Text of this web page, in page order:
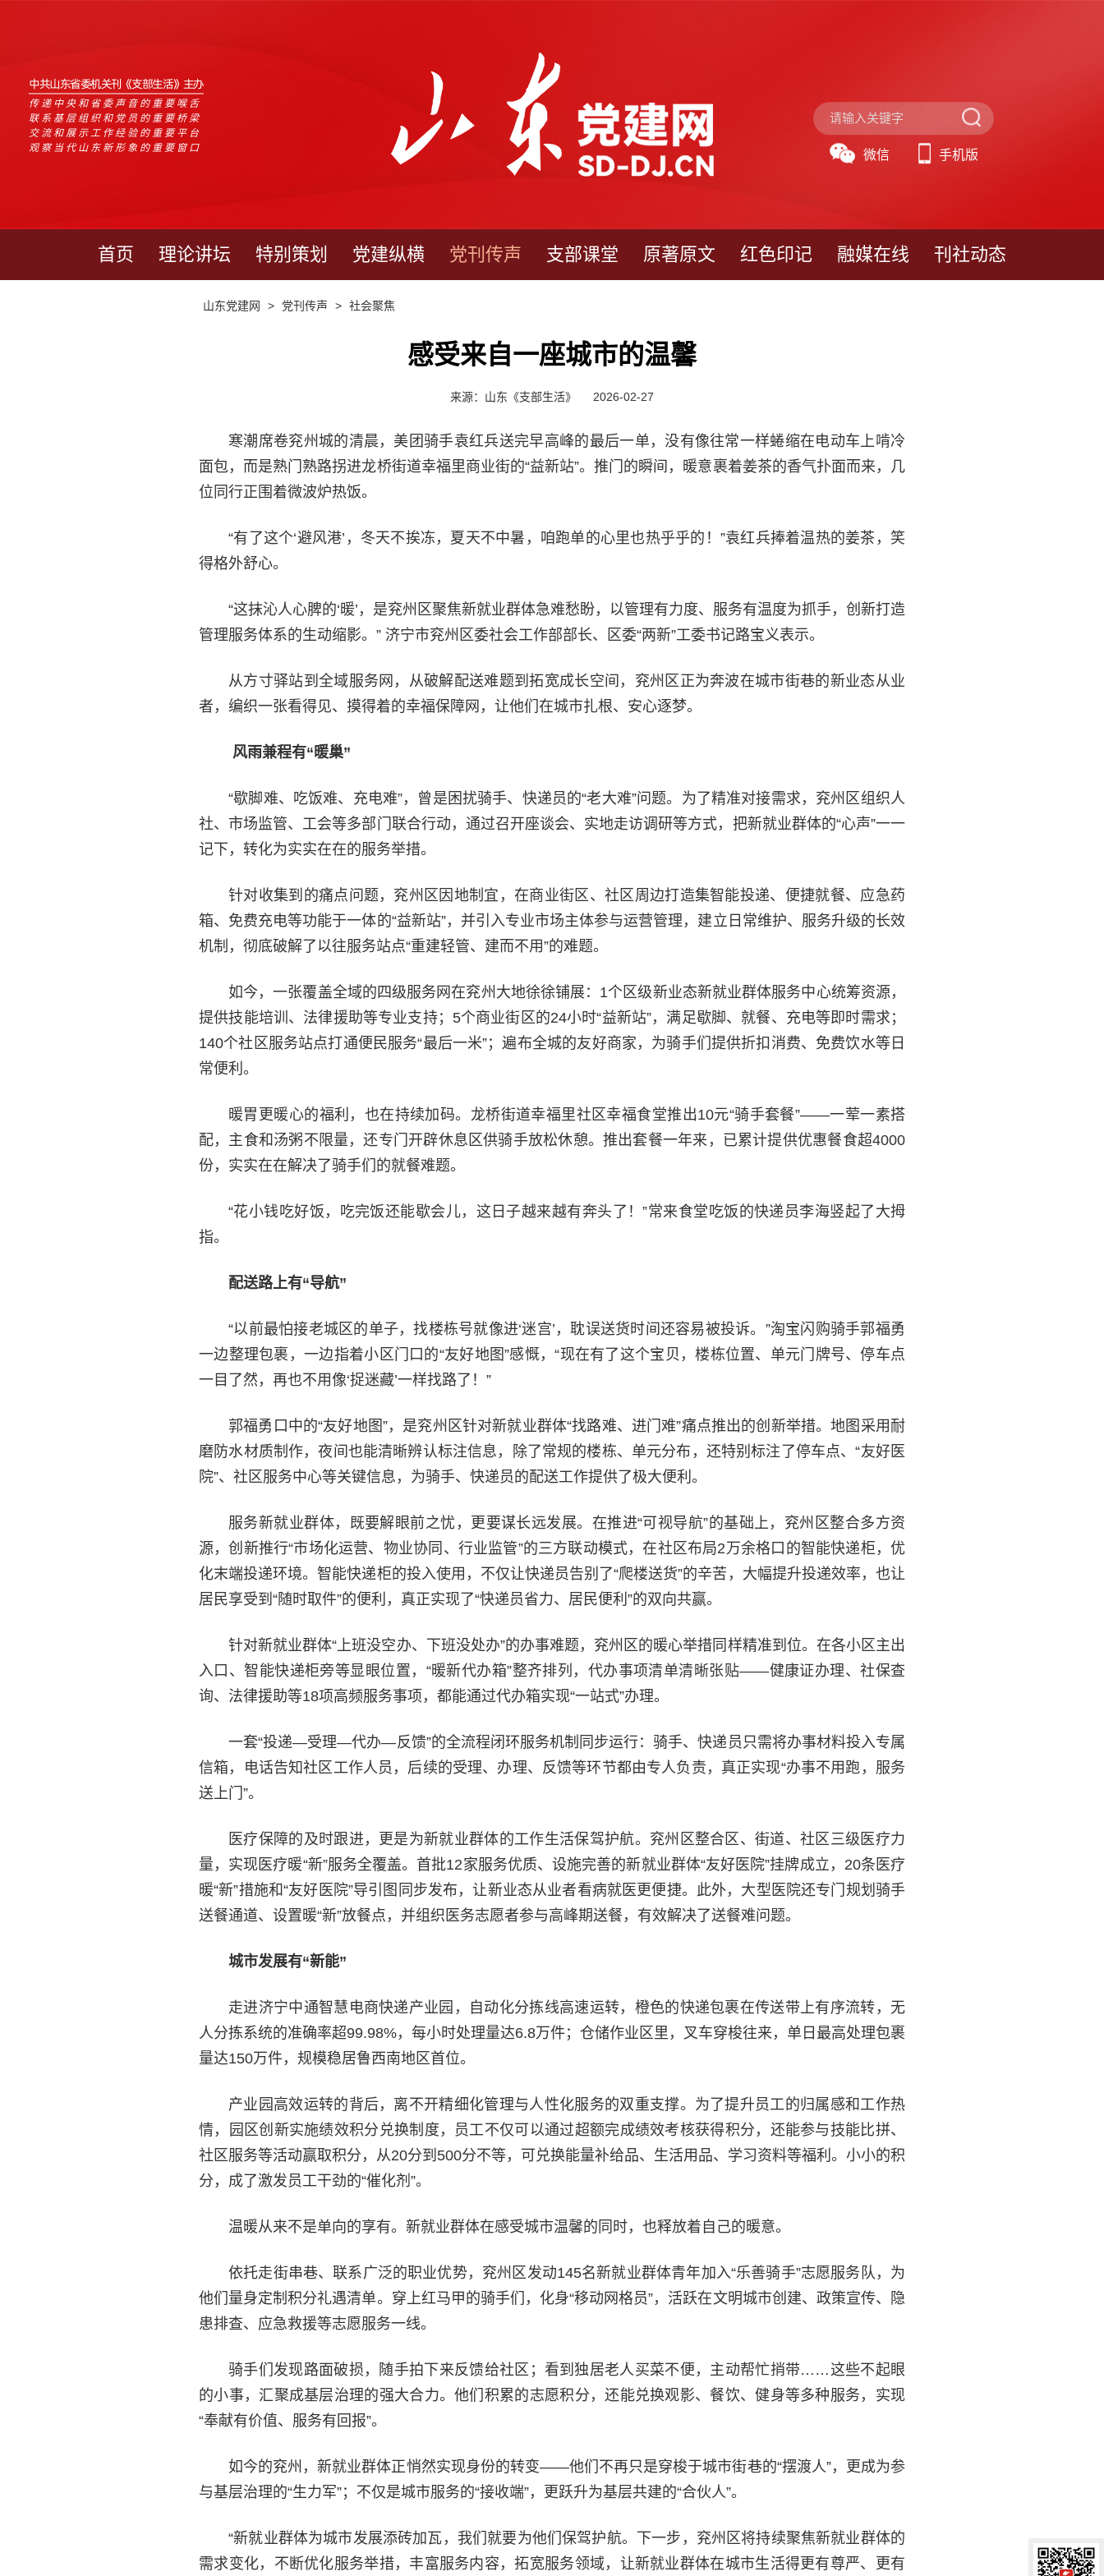
中共山东省委机关刊《支部生活》主办
传递中央和省委声音的重要喉舌
联系基层组织和党员的重要桥梁
交流和展示工作经验的重要平台
观察当代山东新形象的重要窗口
微信 手机版
首页 理论讲坛 特别策划 党建纵横 党刊传声 支部课堂 原著原文 红色印记 融媒在线 刊社动态
山东党建网 > 党刊传声 > 社会聚焦
感受来自一座城市的温馨
来源：山东《支部生活》 2026-02-27
寒潮席卷兖州城的清晨，美团骑手袁红兵送完早高峰的最后一单，没有像往常一样蜷缩在电动车上啃冷
面包，而是熟门熟路拐进龙桥街道幸福里商业街的“益新站”。推门的瞬间，暖意裹着姜茶的香气扑面而来，几
位同行正围着微波炉热饭。
“有了这个‘避风港’，冬天不挨冻，夏天不中暑，咱跑单的心里也热乎乎的！”袁红兵捧着温热的姜茶，笑
得格外舒心。
“这抹沁人心脾的‘暖’，是兖州区聚焦新就业群体急难愁盼，以管理有力度、服务有温度为抓手，创新打造
管理服务体系的生动缩影。” 济宁市兖州区委社会工作部部长、区委“两新”工委书记路宝义表示。
从方寸驿站到全域服务网，从破解配送难题到拓宽成长空间，兖州区正为奔波在城市街巷的新业态从业
者，编织一张看得见、摸得着的幸福保障网，让他们在城市扎根、安心逐梦。
风雨兼程有“暖巢”
“歇脚难、吃饭难、充电难”，曾是困扰骑手、快递员的“老大难”问题。为了精准对接需求，兖州区组织人
社、市场监管、工会等多部门联合行动，通过召开座谈会、实地走访调研等方式，把新就业群体的“心声”一一
记下，转化为实实在在的服务举措。
针对收集到的痛点问题，兖州区因地制宜，在商业街区、社区周边打造集智能投递、便捷就餐、应急药
箱、免费充电等功能于一体的“益新站”，并引入专业市场主体参与运营管理，建立日常维护、服务升级的长效
机制，彻底破解了以往服务站点“重建轻管、建而不用”的难题。
如今，一张覆盖全域的四级服务网在兖州大地徐徐铺展：1个区级新业态新就业群体服务中心统筹资源，
提供技能培训、法律援助等专业支持；5个商业街区的24小时“益新站”，满足歇脚、就餐、充电等即时需求；
140个社区服务站点打通便民服务“最后一米”；遍布全城的友好商家，为骑手们提供折扣消费、免费饮水等日
常便利。
暖胃更暖心的福利，也在持续加码。龙桥街道幸福里社区幸福食堂推出10元“骑手套餐”——一荤一素搭
配，主食和汤粥不限量，还专门开辟休息区供骑手放松休憩。推出套餐一年来，已累计提供优惠餐食超4000
份，实实在在解决了骑手们的就餐难题。
“花小钱吃好饭，吃完饭还能歇会儿，这日子越来越有奔头了！”常来食堂吃饭的快递员李海竖起了大拇
指。
配送路上有“导航”
“以前最怕接老城区的单子，找楼栋号就像进‘迷宫’，耽误送货时间还容易被投诉。”淘宝闪购骑手郭福勇
一边整理包裹，一边指着小区门口的“友好地图”感慨，“现在有了这个宝贝，楼栋位置、单元门牌号、停车点
一目了然，再也不用像‘捉迷藏’一样找路了！”
郭福勇口中的“友好地图”，是兖州区针对新就业群体“找路难、进门难”痛点推出的创新举措。地图采用耐
磨防水材质制作，夜间也能清晰辨认标注信息，除了常规的楼栋、单元分布，还特别标注了停车点、“友好医
院”、社区服务中心等关键信息，为骑手、快递员的配送工作提供了极大便利。
服务新就业群体，既要解眼前之忧，更要谋长远发展。在推进“可视导航”的基础上，兖州区整合多方资
源，创新推行“市场化运营、物业协同、行业监管”的三方联动模式，在社区布局2万余格口的智能快递柜，优
化末端投递环境。智能快递柜的投入使用，不仅让快递员告别了“爬楼送货”的辛苦，大幅提升投递效率，也让
居民享受到“随时取件”的便利，真正实现了“快递员省力、居民便利”的双向共赢。
针对新就业群体“上班没空办、下班没处办”的办事难题，兖州区的暖心举措同样精准到位。在各小区主出
入口、智能快递柜旁等显眼位置，“暖新代办箱”整齐排列，代办事项清单清晰张贴——健康证办理、社保查
询、法律援助等18项高频服务事项，都能通过代办箱实现“一站式”办理。
一套“投递—受理—代办—反馈”的全流程闭环服务机制同步运行：骑手、快递员只需将办事材料投入专属
信箱，电话告知社区工作人员，后续的受理、办理、反馈等环节都由专人负责，真正实现“办事不用跑，服务
送上门”。
医疗保障的及时跟进，更是为新就业群体的工作生活保驾护航。兖州区整合区、街道、社区三级医疗力
量，实现医疗暖“新”服务全覆盖。首批12家服务优质、设施完善的新就业群体“友好医院”挂牌成立，20条医疗
暖“新”措施和“友好医院”导引图同步发布，让新业态从业者看病就医更便捷。此外，大型医院还专门规划骑手
送餐通道、设置暖“新”放餐点，并组织医务志愿者参与高峰期送餐，有效解决了送餐难问题。
城市发展有“新能”
走进济宁中通智慧电商快递产业园，自动化分拣线高速运转，橙色的快递包裹在传送带上有序流转，无
人分拣系统的准确率超99.98%，每小时处理量达6.8万件；仓储作业区里，叉车穿梭往来，单日最高处理包裹
量达150万件，规模稳居鲁西南地区首位。
产业园高效运转的背后，离不开精细化管理与人性化服务的双重支撑。为了提升员工的归属感和工作热
情，园区创新实施绩效积分兑换制度，员工不仅可以通过超额完成绩效考核获得积分，还能参与技能比拼、
社区服务等活动赢取积分，从20分到500分不等，可兑换能量补给品、生活用品、学习资料等福利。小小的积
分，成了激发员工干劲的“催化剂”。
温暖从来不是单向的享有。新就业群体在感受城市温馨的同时，也释放着自己的暖意。
依托走街串巷、联系广泛的职业优势，兖州区发动145名新就业群体青年加入“乐善骑手”志愿服务队，为
他们量身定制积分礼遇清单。穿上红马甲的骑手们，化身“移动网格员”，活跃在文明城市创建、政策宣传、隐
患排查、应急救援等志愿服务一线。
骑手们发现路面破损，随手拍下来反馈给社区；看到独居老人买菜不便，主动帮忙捎带……这些不起眼
的小事，汇聚成基层治理的强大合力。他们积累的志愿积分，还能兑换观影、餐饮、健身等多种服务，实现
“奉献有价值、服务有回报”。
如今的兖州，新就业群体正悄然实现身份的转变——他们不再只是穿梭于城市街巷的“摆渡人”，更成为参
与基层治理的“生力军”；不仅是城市服务的“接收端”，更跃升为基层共建的“合伙人”。
“新就业群体为城市发展添砖加瓦，我们就要为他们保驾护航。下一步，兖州区将持续聚焦新就业群体的
需求变化，不断优化服务举措，丰富服务内容，拓宽服务领域，让新就业群体在城市生活得更有尊严、更有